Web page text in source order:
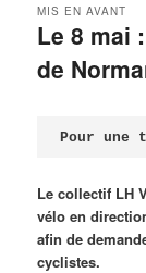
Le 8 mai
de
MIS EN AVANT
Pour une
Le collectif LH
vélo en
afin de
cyclistes.